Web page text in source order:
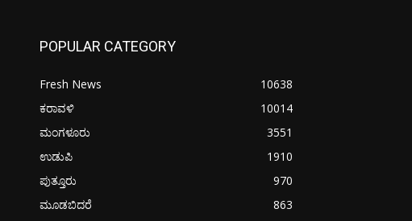
POPULAR CATEGORY
Fresh News
10638
ಕರಾವಳಿ
10014
ಮಂಗಳೂರು
3551
ಉಡುಪಿ
1910
ಪುತ್ತೂರು
970
ಮೂಡಬಿದರೆ
863